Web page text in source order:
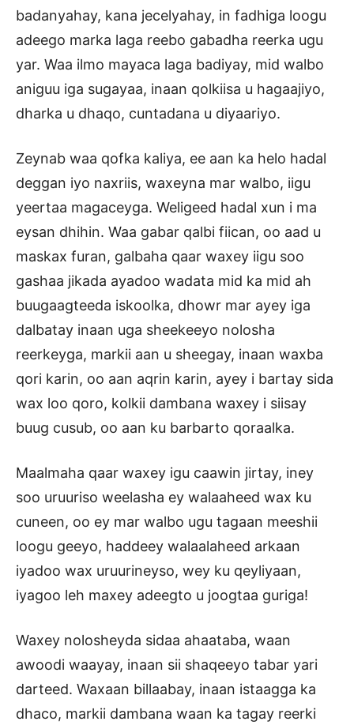
badanyahay, kana jecelyahay, in fadhiga loogu
adeego marka laga reebo gabadha reerka ugu
yar. Waa ilmo mayaca laga badiyay, mid walbo
aniguu iga sugayaa, inaan qolkiisa u hagaajiyo,
dharka u dhaqo, cuntadana u diyaariyo.
Zeynab waa qofka kaliya, ee aan ka helo hadal
deggan iyo naxriis, waxeyna mar walbo, iigu
yeertaa magaceyga. Weligeed hadal xun i ma
eysan dhihin. Waa gabar qalbi fiican, oo aad u
maskax furan, galbaha qaar waxey iigu soo
gashaa jikada ayadoo wadata mid ka mid ah
buugaagteeda iskoolka, dhowr mar ayey iga
dalbatay inaan uga sheekeeyo nolosha
reerkeyga, markii aan u sheegay, inaan waxba
qori karin, oo aan aqrin karin, ayey i bartay sida
wax loo qoro, kolkii dambana waxey i siisay
buug cusub, oo aan ku barbarto qoraalka.
Maalmaha qaar waxey igu caawin jirtay, iney
soo uruuriso weelasha ey walaaheed wax ku
cuneen, oo ey mar walbo ugu tagaan meeshii
loogu geeyo, haddeey walaalaheed arkaan
iyadoo wax uruurineyso, wey ku qeyliyaan,
iyagoo leh maxey adeegto u joogtaa guriga!
Waxey nolosheyda sidaa ahaataba, waan
awoodi waayay, inaan sii shaqeeyo tabar yari
darteed. Waxaan billaabay, inaan istaagga ka
dhaco, markii dambana waan ka tagay reerki